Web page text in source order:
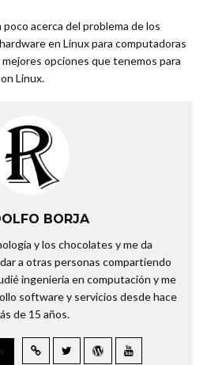
acerca del problema de los
en Linux para computadoras
opciones que tenemos para
Linux.
BORJA
y los chocolates y me da
a otras personas compartiendo
ingeniería en computación y me
software y servicios desde hace
de 15 años.